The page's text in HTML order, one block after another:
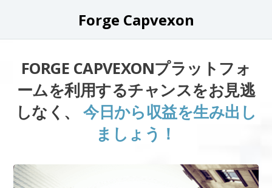
Forge Capvexon
FORGE CAPVEXONプラットフォ
ームを利用するチャンスをお見逃
しなく、今日から収益を生み出し
ましょう！